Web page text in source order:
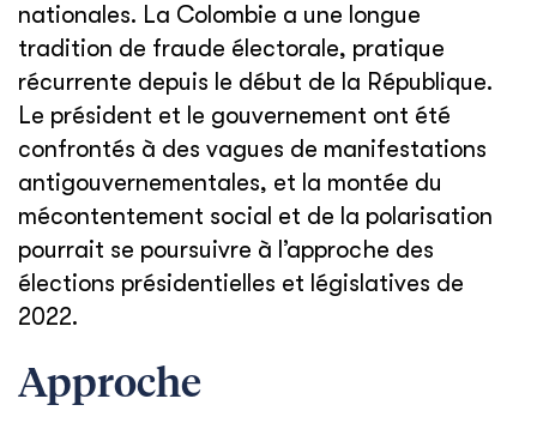
nationales. La Colombie a une longue
tradition de fraude électorale, pratique
récurrente depuis le début de la République.
Le président et le gouvernement ont été
confrontés à des vagues de manifestations
antigouvernementales, et la montée du
mécontentement social et de la polarisation
pourrait se poursuivre à l’approche des
élections présidentielles et législatives de
2022.
Approche